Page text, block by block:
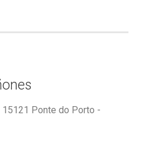
15121 Ponte do Porto -